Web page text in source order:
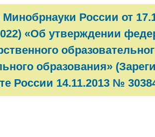
Минобрнауки России от
«Об утверждении
образования»
России 14.11.2013 №